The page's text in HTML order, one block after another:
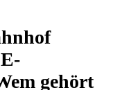
gehört